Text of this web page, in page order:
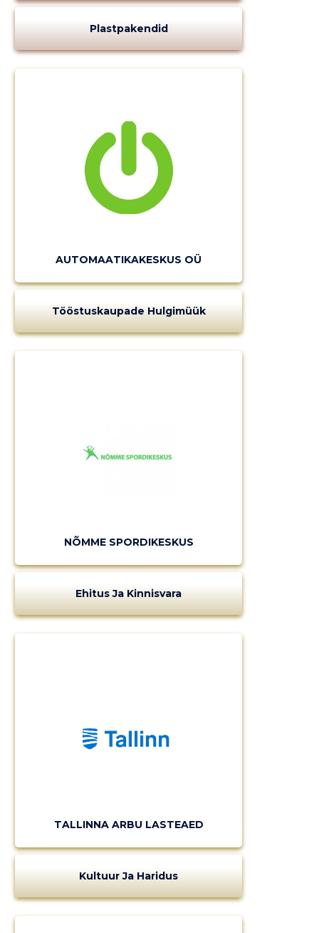
Plastpakendid
AUTOMAATIKAKESKUS OÜ
Tööstuskaupade Hulgimüük
NÕMME SPORDIKESKUS
Ehitus Ja Kinnisvara
TALLINNA ARBU LASTEAED
Kultuur Ja Haridus
Muuda pildi
MUUDA